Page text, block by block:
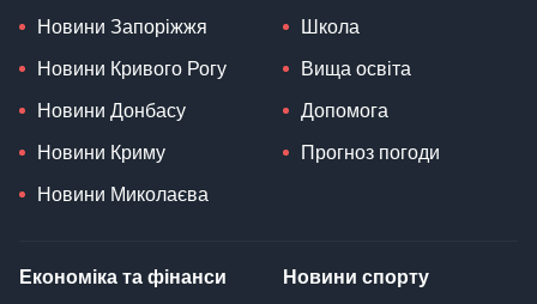
Новини Запоріжжя
Новини Кривого Рогу
Новини Донбасу
Новини Криму
Новини Миколаєва
Школа
Вища освіта
Допомога
Прогноз погоди
Економіка та фінанси Новини спорту